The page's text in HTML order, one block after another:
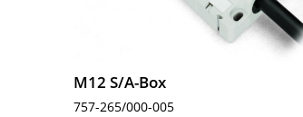
M12 S/A-Box
757-265/000-005